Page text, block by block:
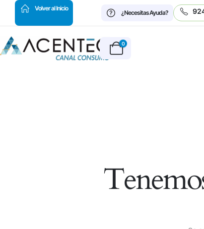
Volver al Inicio
¿Necesitas Ayuda?
0